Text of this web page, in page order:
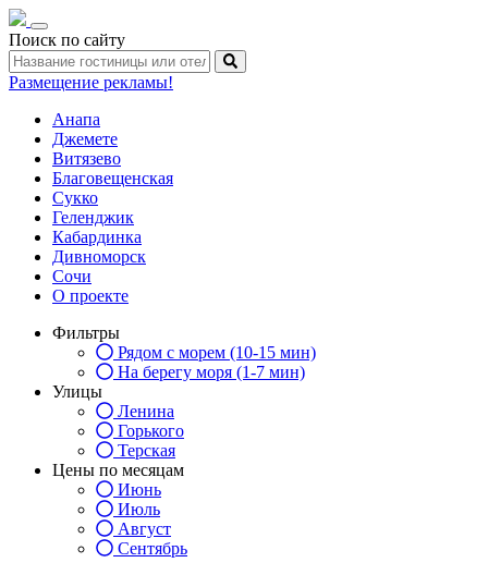
Toggle
navigation
Поиск по сайту
Размещение рекламы!
Анапа
Джемете
Витязево
Благовещенская
Сукко
Геленджик
Кабардинка
Дивноморск
Сочи
О проекте
Фильтры
Рядом с морем (10-15 мин)
На берегу моря (1-7 мин)
Улицы
Ленина
Горького
Терская
Цены по месяцам
Июнь
Июль
Август
Сентябрь